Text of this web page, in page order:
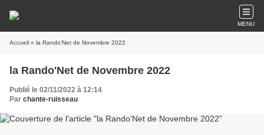
MENU
Accueil » la Rando'Net de Novembre 2022
la Rando'Net de Novembre 2022
Publié le 02/11/2022 à 12:14
Par chante-ruisseau